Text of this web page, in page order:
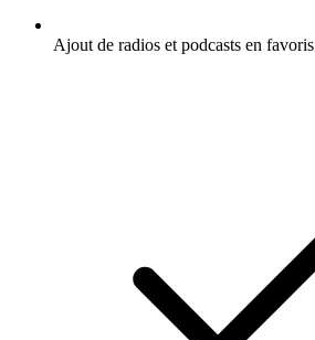
Ajout de radios et podcasts en favoris